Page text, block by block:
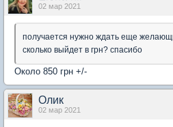
02 мар 2021
получается нужно ждать еще
сколько выйдет в грн? спасибо
Около 850 грн +/-
Олик
02 мар 2021